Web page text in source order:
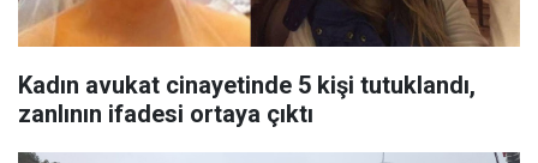
Kadın avukat cinayetinde 5 kişi tutuklandı,
zanlının ifadesi ortaya çıktı